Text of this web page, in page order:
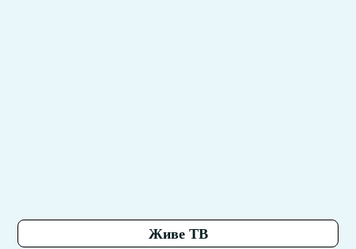
Живе ТВ